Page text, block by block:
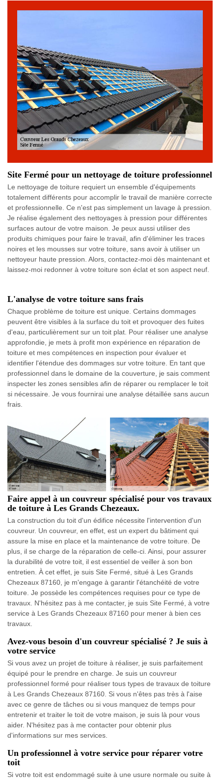
Site Fermé pour un nettoyage de toiture professionnel
Le nettoyage de toiture requiert un ensemble d'équipements
totalement différents pour accomplir le travail de manière correcte
et professionnelle. Ce n'est pas simplement un lavage à pression.
Je réalise également des nettoyages à pression pour différentes
surfaces autour de votre maison. Je peux aussi utiliser des
produits chimiques pour faire le travail, afin d'éliminer les traces
noires et les mousses sur votre toiture, sans avoir à utiliser un
nettoyeur haute pression. Alors, contactez-moi dès maintenant et
laissez-moi redonner à votre toiture son éclat et son aspect neuf.
L'analyse de votre toiture sans frais
Chaque problème de toiture est unique. Certains dommages
peuvent être visibles à la surface du toit et provoquer des fuites
d'eau, particulièrement sur un toit plat. Pour réaliser une analyse
approfondie, je mets à profit mon expérience en réparation de
toiture et mes compétences en inspection pour évaluer et
identifier l'étendue des dommages sur votre toiture. En tant que
professionnel dans le domaine de la couverture, je sais comment
inspecter les zones sensibles afin de réparer ou remplacer le toit
si nécessaire. Je vous fournirai une analyse détaillée sans aucun
frais.
Faire appel à un couvreur spécialisé pour vos travaux
de toiture à Les Grands Chezeaux.
La construction du toit d'un édifice nécessite l'intervention d'un
couvreur. Un couvreur, en effet, est un expert du bâtiment qui
assure la mise en place et la maintenance de votre toiture. De
plus, il se charge de la réparation de celle-ci. Ainsi, pour assurer
la durabilité de votre toit, il est essentiel de veiller à son bon
entretien. À cet effet, je suis Site Fermé, situé à Les Grands
Chezeaux 87160, je m'engage à garantir l'étanchéité de votre
toiture. Je possède les compétences requises pour ce type de
travaux. N'hésitez pas à me contacter, je suis Site Fermé, à votre
service à Les Grands Chezeaux 87160 pour mener à bien ces
travaux.
Avez-vous besoin d'un couvreur spécialisé ? Je suis à
votre service
Si vous avez un projet de toiture à réaliser, je suis parfaitement
équipé pour le prendre en charge. Je suis un couvreur
professionnel formé pour réaliser tous types de travaux de toiture
à Les Grands Chezeaux 87160. Si vous n'êtes pas très à l'aise
avec ce genre de tâches ou si vous manquez de temps pour
entretenir et traiter le toit de votre maison, je suis là pour vous
aider. N'hésitez pas à me contacter pour obtenir plus
d'informations sur mes services.
Un professionnel à votre service pour réparer votre
toit
Si votre toit est endommagé suite à une usure normale ou suite à